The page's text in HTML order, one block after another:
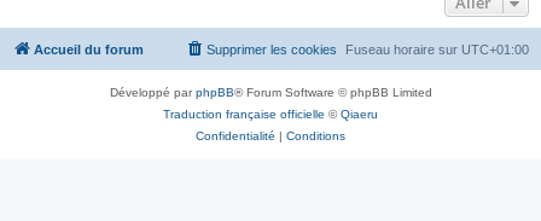
e
Accueil du forum Fuseau horaire sur UTC+01:00
Supprimer les cookies
Développé parphpBB® Forum Software © phpBB Limited
Traduction française officielle ©Qiaeru
Confidentialité | Conditions